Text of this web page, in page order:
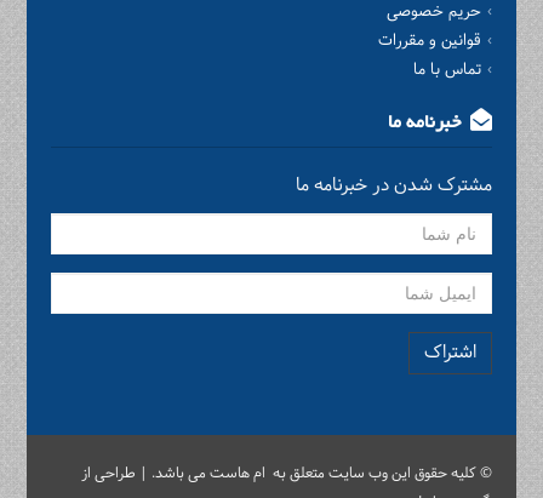
حریم خصوصی
قوانین و مقررات
تماس با ما
خبرنامه ما
مشترک شدن در خبرنامه ما
اشتراک
© کلیه حقوق این وب سایت متعلق به ام هاست می باشد. | طراحی از